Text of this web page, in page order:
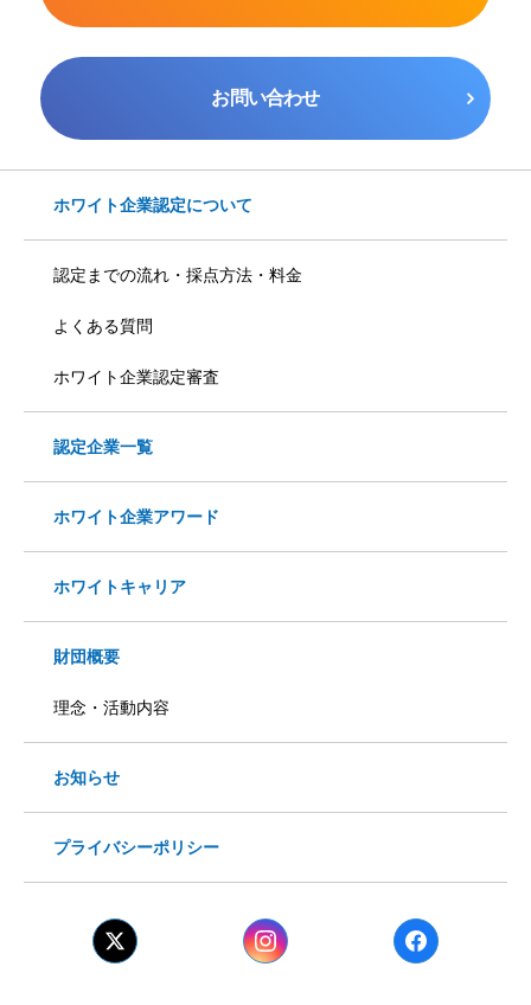
お問い合わせ
ホワイト企業認定について
認定までの流れ・採点方法・料金
よくある質問
ホワイト企業認定審査
認定企業一覧
ホワイト企業アワード
ホワイトキャリア
財団概要
理念・活動内容
お知らせ
プライバシーポリシー